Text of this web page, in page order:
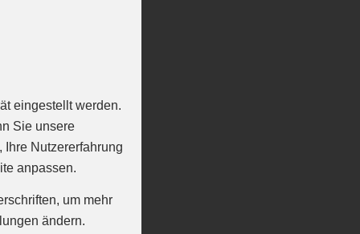
eingestellt werden.
Sie unsere
Nutzererfahrung
anpassen.
um mehr
ändern.